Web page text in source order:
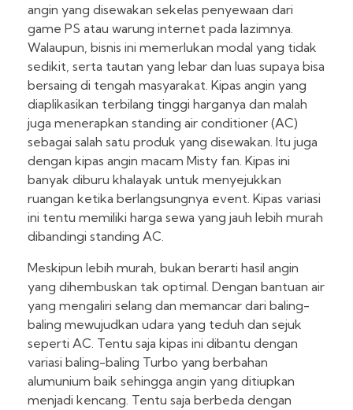
angin yang disewakan sekelas penyewaan dari
game PS atau warung internet pada lazimnya.
Walaupun, bisnis ini memerlukan modal yang tidak
sedikit, serta tautan yang lebar dan luas supaya bisa
bersaing di tengah masyarakat. Kipas angin yang
diaplikasikan terbilang tinggi harganya dan malah
juga menerapkan standing air conditioner (AC)
sebagai salah satu produk yang disewakan. Itu juga
dengan kipas angin macam Misty fan. Kipas ini
banyak diburu khalayak untuk menyejukkan
ruangan ketika berlangsungnya event. Kipas variasi
ini tentu memiliki harga sewa yang jauh lebih murah
dibandingi standing AC.
Meskipun lebih murah, bukan berarti hasil angin
yang dihembuskan tak optimal. Dengan bantuan air
yang mengaliri selang dan memancar dari baling-
baling mewujudkan udara yang teduh dan sejuk
seperti AC. Tentu saja kipas ini dibantu dengan
variasi baling-baling Turbo yang berbahan
alumunium baik sehingga angin yang ditiupkan
menjadi kencang. Tentu saja berbeda dengan